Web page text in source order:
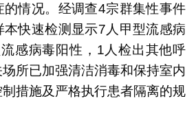
的情况。经调查4宗群集性事件
本快速检测显示7人甲型流感病
感病毒阳性，1人检出其他呼
所已加强清洁消毒和保持室内
措施及严格执行患者隔离的规